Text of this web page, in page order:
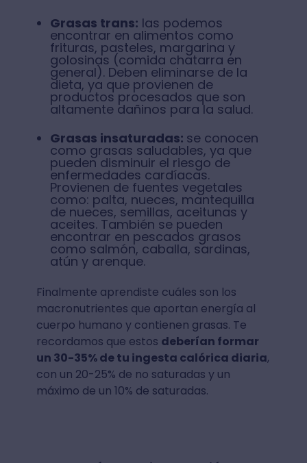
Grasas trans: las podemos
encontrar en alimentos como
frituras, pasteles, margarina y
golosinas (comida chatarra en
general). Deben eliminarse de la
dieta, ya que provienen de
productos procesados que son
altamente dañinos para la salud.
Grasas insaturadas: se conocen
como grasas saludables, ya que
pueden disminuir el riesgo de
enfermedades cardíacas.
Provienen de fuentes vegetales
como: palta, nueces, mantequilla
de nueces, semillas, aceitunas y
aceites. También se pueden
encontrar en pescados grasos
como salmón, caballa, sardinas,
atún y arenque.
Finalmente aprendiste cuáles son los
macronutrientes que aportan energía al
cuerpo humano y contienen grasas. Te
recordamos que estos deberían formar
un 30-35% de tu ingesta calórica diaria,
con un 20-25% de no saturadas y un
máximo de un 10% de saturadas.